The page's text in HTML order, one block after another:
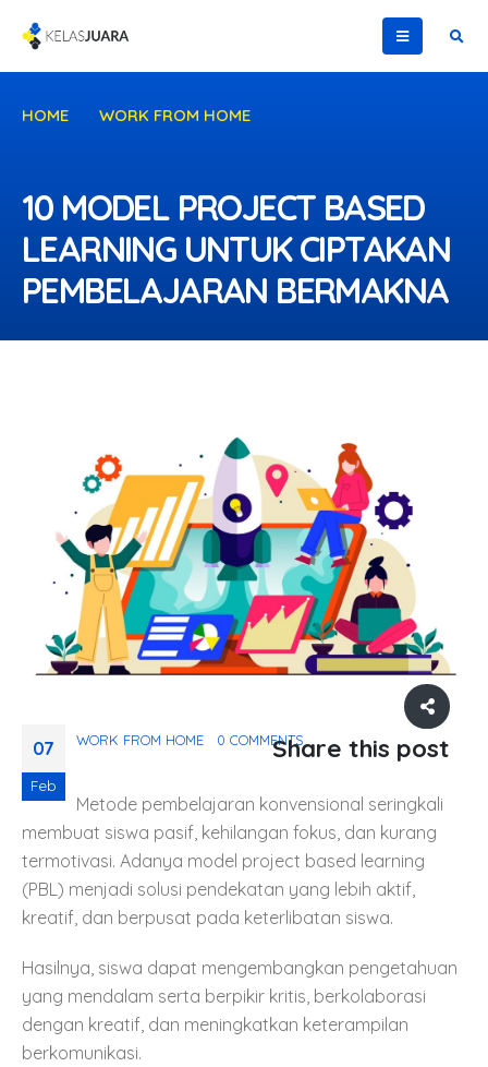
HOME
WORK FROM HOME
10 MODEL PROJECT BASED
LEARNING UNTUK CIPTAKAN
PEMBELAJARAN BERMAKNA
Share this post
07
Feb
WORK FROM HOME 0 COMMENTS
Metode pembelajaran konvensional seringkali
membuat siswa pasif, kehilangan fokus, dan kurang
termotivasi. Adanya model project based learning
(PBL) menjadi solusi pendekatan yang lebih aktif,
kreatif, dan berpusat pada keterlibatan siswa.
Hasilnya, siswa dapat mengembangkan pengetahuan
yang mendalam serta berpikir kritis, berkolaborasi
dengan kreatif, dan meningkatkan keterampilan
berkomunikasi.